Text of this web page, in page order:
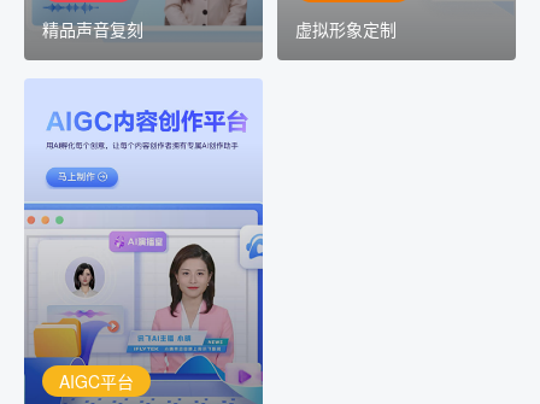
精品声音复刻 虚拟形象定制
AIGC平台
AIGC平台
用AI孵化每个创意
讯飞AIGC平台：让每个创
作者都拥有自己的专注AI
创作助手